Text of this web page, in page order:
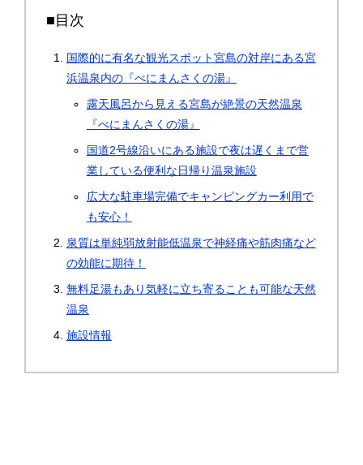
■目次
国際的に有名な観光スポット宮島の対岸にある宮
浜温泉内の『べにまんさくの湯』
露天風呂から見える宮島が絶景の天然温泉
『べにまんさくの湯』
国道2号線沿いにある施設で夜は遅くまで営
業している便利な日帰り温泉施設
広大な駐車場完備でキャンピングカー利用で
も安心！
泉質は単純弱放射能低温泉で神経痛や筋肉痛など
の効能に期待！
無料足湯もあり気軽に立ち寄ることも可能な天然
温泉
施設情報